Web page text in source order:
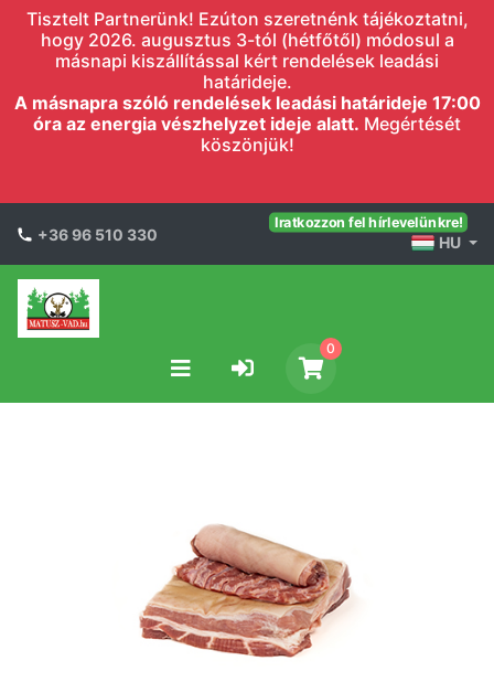
Tisztelt Partnerünk! Ezúton szeretnénk tájékoztatni,
hogy 2026. augusztus 3-tól (hétfőtől) módosul a
másnapi kiszállítással kért rendelések leadási
határideje.
A másnapra szóló rendelések leadási határideje 17:00
óra az energia vészhelyzet ideje alatt. Megértését
köszönjük!
+36 96 510 330
Iratkozzon fel hírlevelünkre!
HU
0